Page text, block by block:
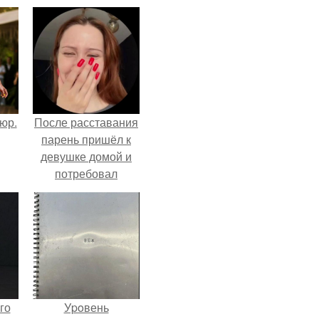
После расставания
парень пришёл к
девушке домой и
потребовал
вернуть всё, что
Уpoвень